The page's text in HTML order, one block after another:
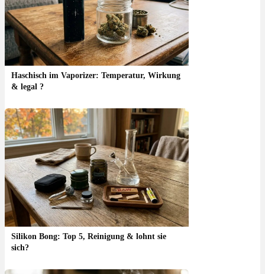
Haschisch im Vaporizer: Temperatur, Wirkung
& legal ?
Silikon Bong: Top 5, Reinigung & lohnt sie
sich?